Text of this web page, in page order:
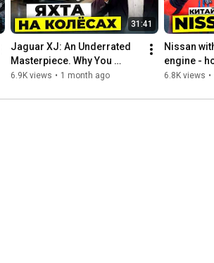
31:41
Jaguar XJ: An Underrated
Masterpiece. Why You
Should Buy One.
6.9K views • 1 month ago
Nissan
engine -
Oting
6.8K views •